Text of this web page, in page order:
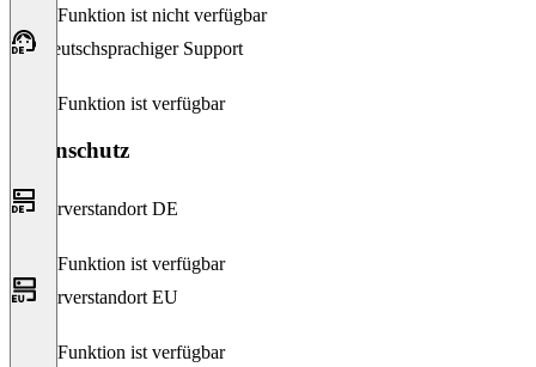
Diese Funktion ist nicht verfügbar
Deutschsprachiger Support
Diese Funktion ist verfügbar
Datenschutz
Serverstandort DE
Diese Funktion ist verfügbar
Serverstandort EU
Diese Funktion ist verfügbar